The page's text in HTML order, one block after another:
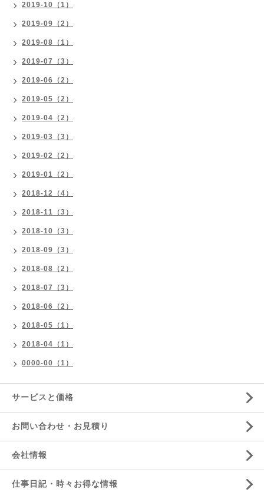
2019-10（1）
2019-09（2）
2019-08（1）
2019-07（3）
2019-06（2）
2019-05（2）
2019-04（2）
2019-03（3）
2019-02（2）
2019-01（2）
2018-12（4）
2018-11（3）
2018-10（3）
2018-09（3）
2018-08（2）
2018-07（3）
2018-06（2）
2018-05（1）
2018-04（1）
0000-00（1）
サービスと価格
お問い合わせ・お見積り
会社情報
仕事日記・時々お得な情報